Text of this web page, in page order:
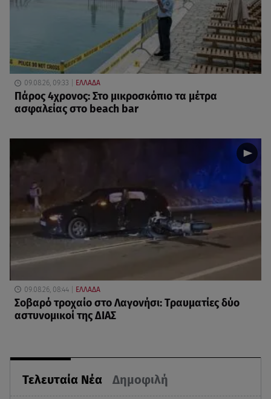
Τελευταία Νέα Δημοφιλή
09.08.26, 09:33 ΕΛΛΑΔΑ
Πάρος 4χρονος: Στο μικροσκόπιο τα μέτρα
ασφαλείας στο beach bar
09.08.26, 08:44 ΕΛΛΑΔΑ
Σοβαρό τροχαίο στο Λαγονήσι: Τραυματίες δύο
αστυνομικοί της ΔΙΑΣ